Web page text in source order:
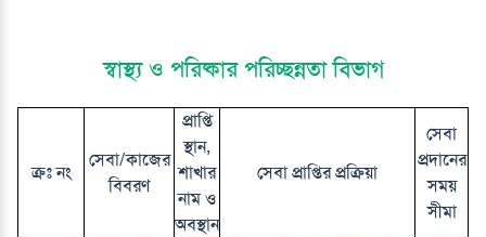
স্বাস্থ্য ও পরিষ্কার পরিচ্ছন্নতা বিভাগ
ক্রঃ নং
সেবা/কাজের
বিবরণ
প্রাপ্তি
স্থান,
শাখার
নাম ও
অবস্থান
সেবা প্রাপ্তির প্রক্রিয়া
সেবা
প্রদানের
সময়
সীমা